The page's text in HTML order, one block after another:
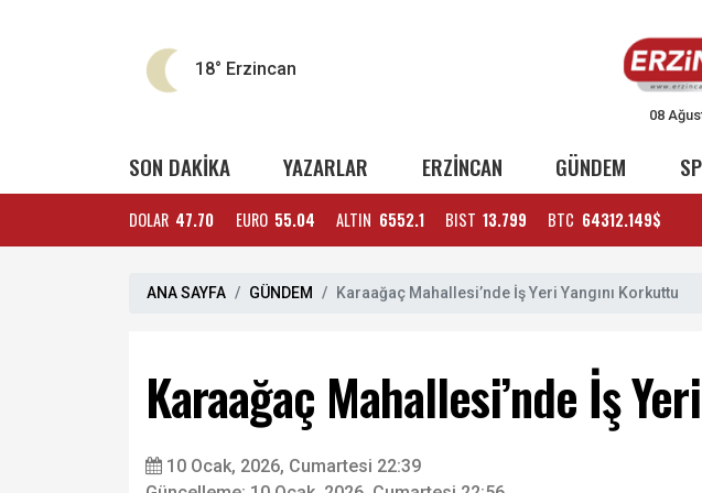
18° Erzincan
08
SON DAKİKA YAZARLAR ERZİNCAN GÜNDEM
DOLAR 47.70 EURO 55.04 ALTIN 6552.1 BIST 13.799 BTC 64312.149$
ANA SAYFA GÜNDEM Karaağaç Mahallesi’nde İş Yeri Yangını Korkuttu
Karaağaç Mahallesi’nde İş
10 Ocak, 2026, Cumartesi 22:39